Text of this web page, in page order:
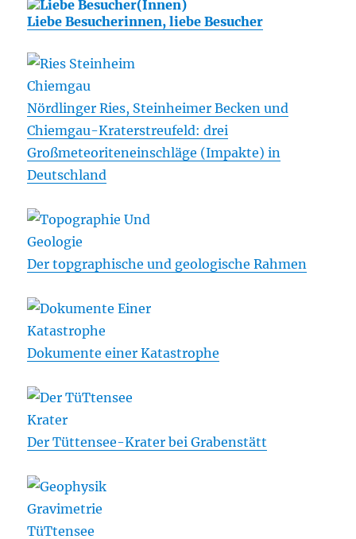
Liebe Besucherinnen, liebe Besucher
Nördlinger Ries, Steinheimer Becken und
Chiemgau-Kraterstreufeld: drei
Großmeteoriteneinschläge (Impakte) in
Deutschland
Der topgraphische und geologische Rahmen
Dokumente einer Katastrophe
Der Tüttensee-Krater bei Grabenstätt